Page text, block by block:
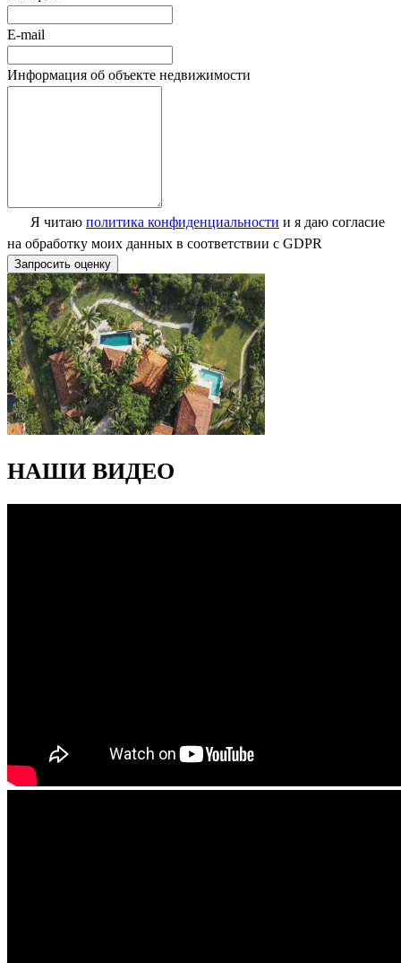
E-mail
Информация об объекте недвижимости
Я читаю политика конфиденциальности и я даю согласие
на обработку моих данных в соответствии с GDPR
Запросить оценку
НАШИ ВИДЕО